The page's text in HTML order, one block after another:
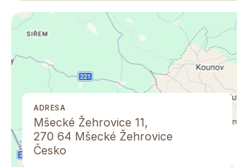
ADRESA
Mšecké Žehrovice 11,
270 64 Mšecké Žehrovice
Česko